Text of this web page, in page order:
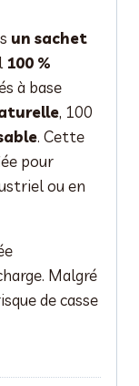
un sachet
100 %
à base
, 100
. Cette
pour
ou en
Malgré
de casse